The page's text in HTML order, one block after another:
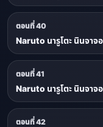
ตอนที่ 40
Naruto นารูโตะ นินจา
ตอนที่ 41
Naruto นารูโตะ นินจาจ
ตอนที่ 42